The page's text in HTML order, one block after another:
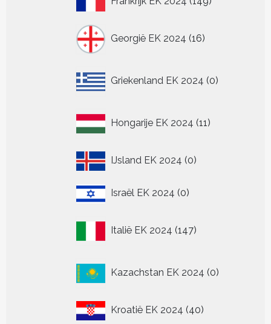
Georgië EK 2024 16
producten
Griekenland EK 2024 0
producten
Hongarije EK 2024 11
producten
IJsland EK 2024 00
Israël EK 2024 00
Italië EK 2024 147
producten
Kazachstan EK 2024 0
producten
Kroatië EK 2024 4040